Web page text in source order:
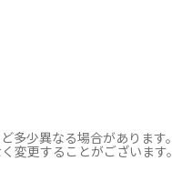
少異なる場合があります。
変更することがございます。